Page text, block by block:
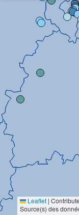
Leaflet |
Source(s) des